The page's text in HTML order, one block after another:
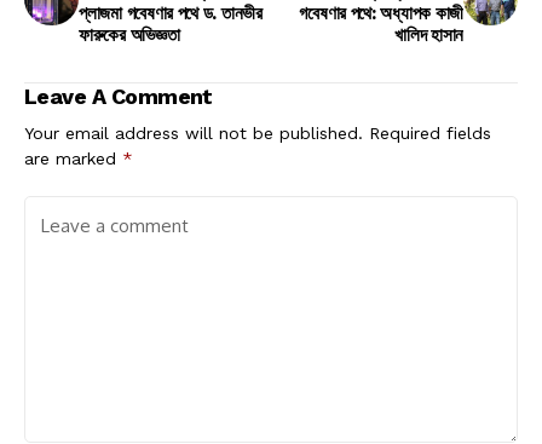
প্লাজমা গবেষণার পথে ড. তানভীর
ফারুকের অভিজ্ঞতা
গবেষণার পথে: অধ্যাপক কাজী
খালিদ হাসান
Leave A Comment
Your email address will not be published. Required fields
are marked *